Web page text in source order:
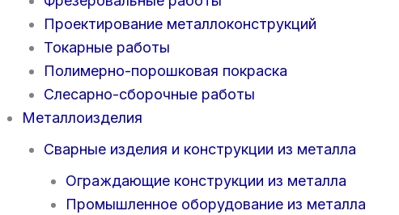
Проектирование металлоконструкций
Токарные работы
Полимерно-порошковая покраска
Слесарно-сборочные работы
Металлоизделия
Сварные изделия и конструкции из металла
Ограждающие конструкции из металла
Промышленное оборудование из металла